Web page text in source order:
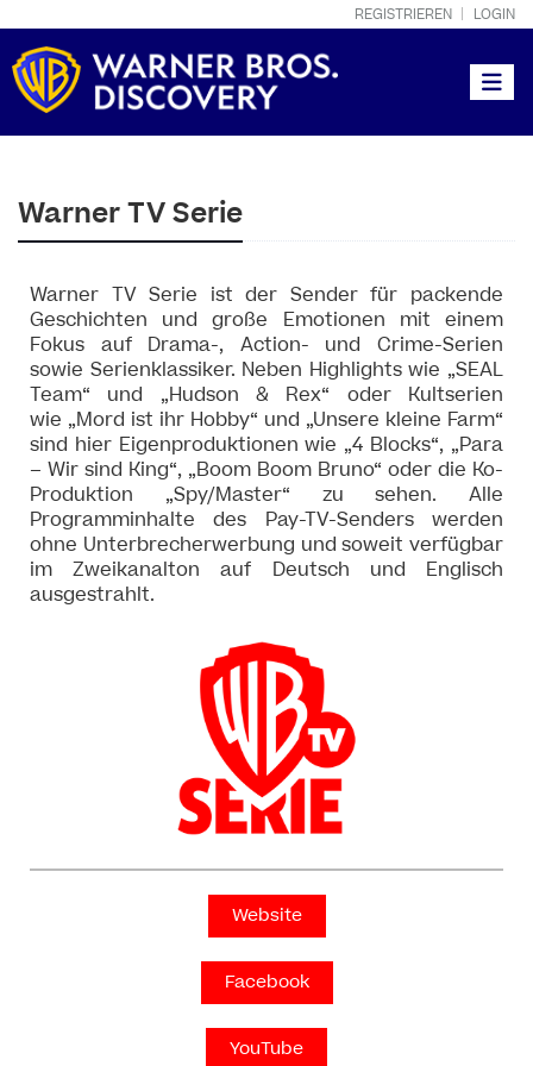
REGISTRIEREN LOGIN
Warner TV Serie
Warner TV Serie ist der Sender für packende
Geschichten und große Emotionen mit einem
Fokus auf Drama-, Action- und Crime-Serien
sowie Serienklassiker. Neben Highlights wie „SEAL
Team“ und „Hudson & Rex“ oder Kultserien
wie „Mord ist ihr Hobby“ und „Unsere kleine Farm“
sind hier Eigenproduktionen wie „4 Blocks“, „Para
– Wir sind King“, „Boom Boom Bruno“ oder die Ko-
Produktion „Spy/Master“ zu sehen. Alle
Programminhalte des Pay-TV-Senders werden
ohne Unterbrecherwerbung und soweit verfügbar
im Zweikanalton auf Deutsch und Englisch
ausgestrahlt.
Website
Facebook
YouTube